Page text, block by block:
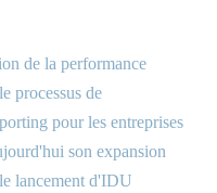
de la performance
processus de
pour les entreprises
son expansion
lancement d'IDU